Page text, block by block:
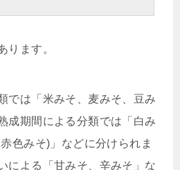
ります。
では「米みそ、麦みそ、豆み
成期間による分類では「白み
色みそ)」などに分けられま
による「甘みそ、辛みそ」な